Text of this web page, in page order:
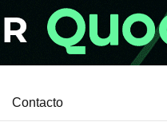
Contacto